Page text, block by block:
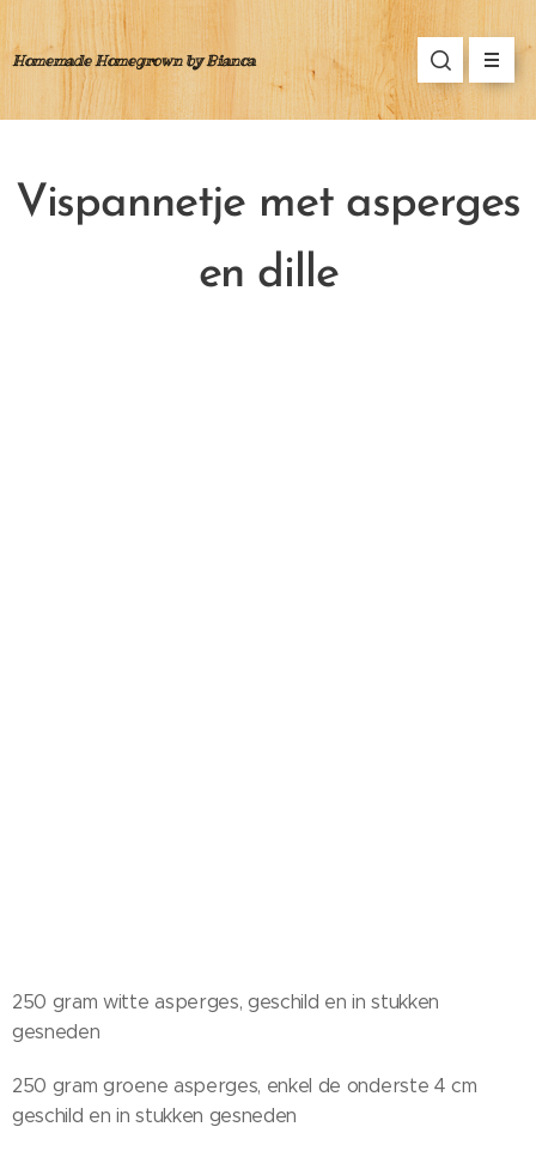
Homemade Homegrown by Bianca
Vispannetje met asperges
en dille
250 gram witte asperges, geschild en in stukken
gesneden
250 gram groene asperges, enkel de onderste 4 cm
geschild en in stukken gesneden